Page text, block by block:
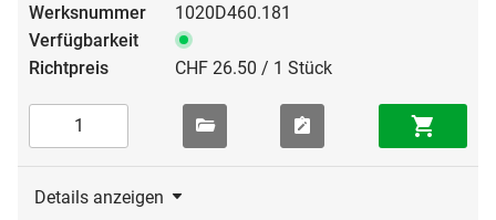
1020D460.181
CHF 26.50 / 1 Stück
Details anzeigen